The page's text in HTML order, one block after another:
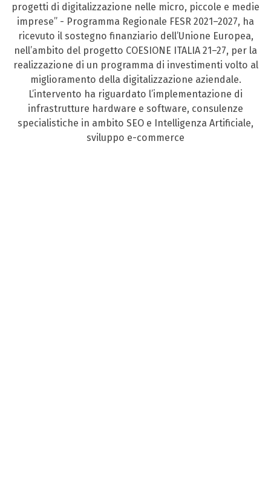
progetti di digitalizzazione nelle micro, piccole e medie
imprese” - Programma Regionale FESR 2021–2027, ha
ricevuto il sostegno finanziario dell’Unione Europea,
nell’ambito del progetto COESIONE ITALIA 21–27, per la
realizzazione di un programma di investimenti volto al
miglioramento della digitalizzazione aziendale.
L’intervento ha riguardato l’implementazione di
infrastrutture hardware e software, consulenze
specialistiche in ambito SEO e Intelligenza Artificiale,
sviluppo e-commerce